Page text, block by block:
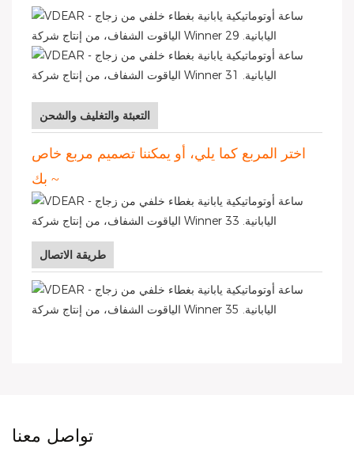
التعبئة والتغليف والشحن
اختر المربع كما يلي، أو يمكننا تصميم مربع خاص
بك ~
طريقة الاتصال
تواصل معنا